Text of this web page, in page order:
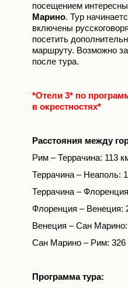
посещением
Марино. Тур
включены
посетить
маршруту. Возможно
после тура.
*Отели 3* по
в окрестностях*
Расстояния между
Рим – Террачина: 113
Террачина – Неаполь:
Террачина –
Флоренция – Венеция:
Венеция – Сан
Сан Марино – Рим: 326
Программа тура: